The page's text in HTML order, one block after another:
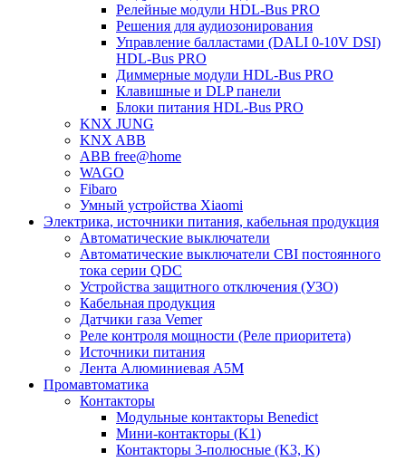
Релейные модули HDL-Bus PRO
Решения для аудиозонирования
Управление балластами (DALI 0-10V DSI)
HDL-Bus PRO
Диммерные модули HDL-Bus PRO
Клавишные и DLP панели
Блоки питания HDL-Bus PRO
KNX JUNG
KNX ABB
ABB free@home
WAGO
Fibaro
Умный устройства Xiaomi
Электрика, источники питания, кабельная продукция
Автоматические выключатели
Автоматические выключатели CBI постоянного
тока серии QDC
Устройства защитного отключения (УЗО)
Кабельная продукция
Датчики газа Vemer
Реле контроля мощности (Реле приоритета)
Источники питания
Лента Алюминиевая А5М
Промавтоматика
Контакторы
Модульные контакторы Benedict
Мини-контакторы (K1)
Контакторы 3-полюсные (K3, K)